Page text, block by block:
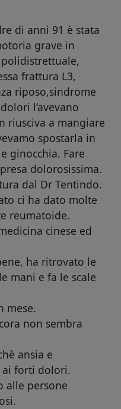
di anni 91 è stata
grave in
frattura L3,
riposo,sindrome
l’avevano
riusciva a mangiare
spostarla in
ginocchia. Fare
dolorosissima.
dal Dr Tentindo.
ci ha dato molte
reumatoide.
cinese ed
ha ritrovato le
mani e fa le scale
mese.
non sembra
ansia e
ai forti dolori.
alle persone